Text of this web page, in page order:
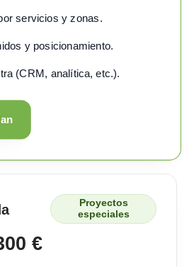
servicios y zonas.
y posicionamiento.
(CRM, analítica, etc.).
Proyectos
especiales
€